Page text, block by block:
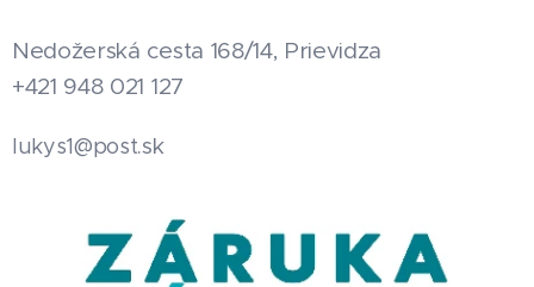
Nedožerská cesta 168/14, Prievidza
+421 948 021 127
lukys1@post.sk